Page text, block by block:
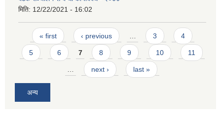
मिति: 12/22/2021 - 16:02
Pages
« first ‹ previous 3 4
5 6 7 8 9 10 11
next › last »
अन्य